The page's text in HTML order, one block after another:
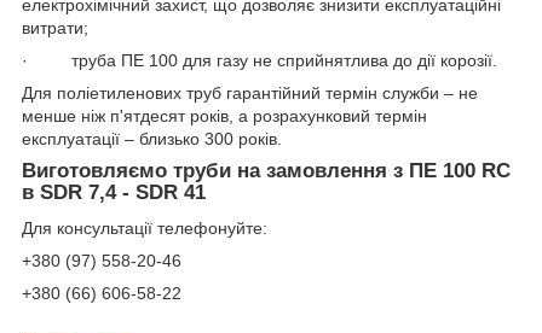
електрохімічний захист, що дозволяє знизити експлуатаційні
витрати;
· труба ПЕ 100 для газу не сприйнятлива до дії корозії.
Для поліетиленових труб гарантійний термін служби – не
менше ніж п'ятдесят років, а розрахунковий термін
експлуатації – близько 300 років.
Виготовляємо труби на замовлення з ПE 100 RC
в SDR 7,4 - SDR 41
Для консультації телефонуйте:
+380 (97) 558-20-46
+380 (66) 606-58-22